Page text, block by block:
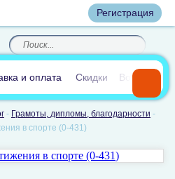
Регистрация
и оплата Скидки Вопросы и
- Грамоты, дипломы, благодарности -
в спорте (0-431)